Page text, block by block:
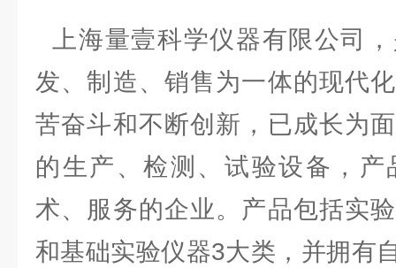
上海量壹科学仪器有限公司
发、制造、销售为一体的现代
苦奋斗和不断创新，已成长为
的生产、检测、试验设备，
术、服务的企业。产品包括实
和基础实验仪器3大类，并拥有